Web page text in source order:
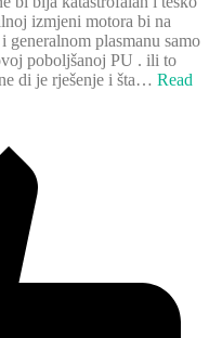
izmjeni motora bi na
generalnom plasmanu samo
poboljšanoj PU . ili to
di je rješenje i šta… Read